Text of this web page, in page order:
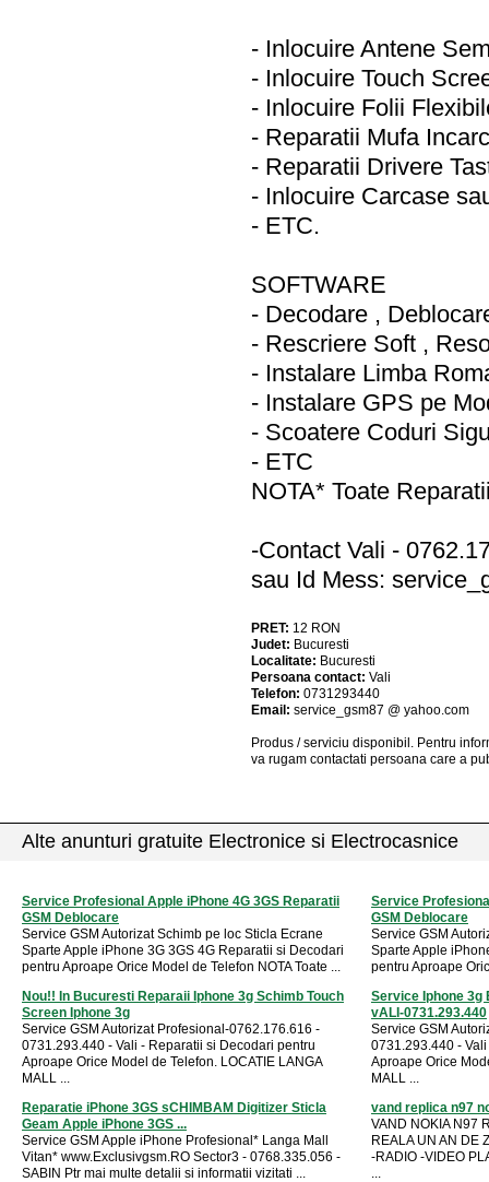
- Inlocuire Antene
- Inlocuire Touch
- Inlocuire Folii
- Reparatii Mufa
- Reparatii Drivere
- Inlocuire Carcase
- ETC.
SOFTWARE
- Decodare ,
- Rescriere Soft ,
- Instalare Limba
- Instalare GPS pe
- Scoatere Coduri
- ETC
NOTA* Toate
-Contact Vali -
sau Id Mess:
PRET: 12 RON
Judet: Bucuresti
Localitate: Bucuresti
Persoana contact: Vali
Telefon: 0731293440
Email: service_gsm87 @ yahoo.com
Produs / serviciu disponibil . Pentru
va rugam contactati persoana care a
Alte anunturi gratuite Electronice si Electrocasnice
Service Profesional Apple iPhone 4G 3GS Reparatii
GSM Deblocare
Service GSM Autorizat Schimb pe loc Sticla Ecrane
Sparte Apple iPhone 3G 3GS 4G Reparatii si Decodari
pentru Aproape Orice Model de Telefon NOTA Toate ...
Service
GSM Deblocare
Service GSM
Sparte Apple
pentru Aproape
Nou!! In Bucuresti Reparaii Iphone 3g Schimb Touch
Screen Iphone 3g
Service GSM Autorizat Profesional-0762.176.616 -
0731.293.440 - Vali - Reparatii si Decodari pentru
Aproape Orice Model de Telefon. LOCATIE LANGA
MALL ...
Service Iphone 3g
vALI-0731.293.440
Service GSM
0731.293.440 -
Aproape Orice
MALL ...
Reparatie iPhone 3GS sCHIMBAM Digitizer Sticla
Geam Apple iPhone 3GS ...
Service GSM Apple iPhone Profesional* Langa Mall
Vitan* www.Exclusivgsm.RO Sector3 - 0768.335.056 -
SABIN Ptr mai multe detalii si informatii vizitati ...
vand replica n97
VAND NOKIA N97
REALA UN AN DE
-RADIO -VIDEO
...